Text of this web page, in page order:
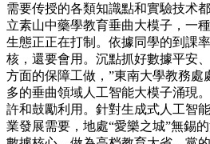
需要传授的各類知識點和實驗技术
立素山中藥學教育垂曲大模子，一
生態正正在打制。依據同學的到課
核，還要會用。沉點抓好數據平安
方面的保障工做，”東南大學教務處
多的垂曲領域人工智能大模子涌現
許和鼓勵利用。針對生成式人工智
業發展需要，地處“愛樂之城”無錫